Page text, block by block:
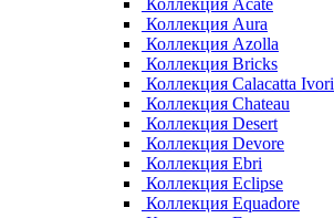
Коллекция Acate
Коллекция Aura
Коллекция Azolla
Коллекция Bricks
Коллекция Calacatta Ivori
Коллекция Chateau
Коллекция Desert
Коллекция Devore
Коллекция Ebri
Коллекция Eclipse
Коллекция Equadore